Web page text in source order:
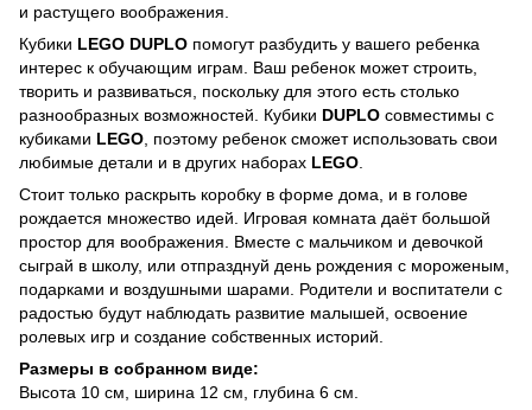
и растущего воображения.
Кубики LEGO DUPLO помогут разбудить у вашего ребенка
интерес к обучающим играм. Ваш ребенок может строить,
творить и развиваться, поскольку для этого есть столько
разнообразных возможностей. Кубики DUPLO совместимы с
кубиками LEGO , поэтому ребенок сможет использовать свои
любимые детали и в других наборах LEGO
Стоит только раскрыть коробку в форме дома, и в голове
рождается множество идей. Игровая комната даёт большой
простор для воображения. Вместе с мальчиком и девочкой
сыграй в школу, или отпразднуй день рождения с мороженым,
подарками и воздушными шарами. Родители и воспитатели с
радостью будут наблюдать развитие малышей, освоение
ролевых игр и создание собственных историй.
Размеры в собранном виде:
Высота 10 см, ширина 12 см, глубина 6 см.